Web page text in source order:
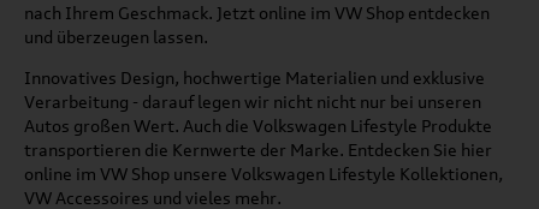
nach Ihrem Geschmack. Jetzt online im VW Shop entdecken
und überzeugen lassen.
Innovatives Design, hochwertige Materialien und exklusive
Verarbeitung - darauf legen wir nicht nicht nur bei unseren
Autos großen Wert. Auch die Volkswagen Lifestyle Produkte
transportieren die Kernwerte der Marke. Entdecken Sie hier
online im VW Shop unsere Volkswagen Lifestyle Kollektionen,
VW Accessoires und vieles mehr.